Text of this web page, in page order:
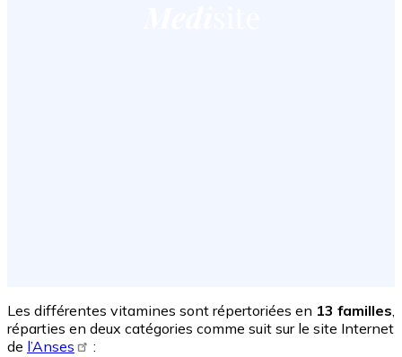
Les différentes vitamines sont répertoriées en 13 familles,
réparties en deux catégories comme suit sur le site Internet
de l’Anses
: